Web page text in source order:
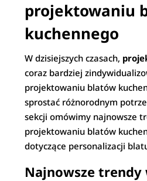
projektowaniu
kuchennego
W dzisiejszych czasach,
coraz bardziej
projektowaniu blatów
sprostać różnorodnym
sekcji omówimy najnowsze
projektowaniu blatów
dotyczące personalizacji
Najnowsze trendy